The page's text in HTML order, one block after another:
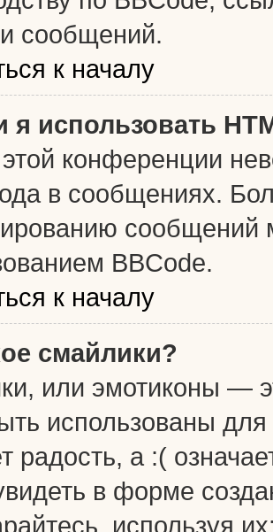
сообщений.
к началу
я использовать
конференции
в сообщениях.
сообщений
BBCode.
к началу
смайлики?
или эмотиконы —
использованы
радость, а :(
в форме
используя